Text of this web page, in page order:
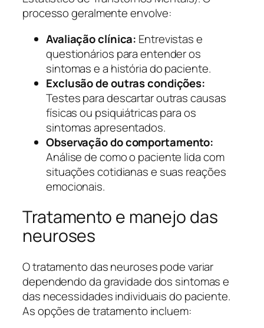
processo geralmente envolve:
Avaliação clínica: Entrevistas e
questionários para entender os
sintomas e a história do paciente.
Exclusão de outras condições:
Testes para descartar outras causas
físicas ou psiquiátricas para os
sintomas apresentados.
Observação do comportamento:
Análise de como o paciente lida com
situações cotidianas e suas reações
emocionais.
Tratamento e manejo das
neuroses
O tratamento das neuroses pode variar
dependendo da gravidade dos sintomas e
das necessidades individuais do paciente.
As opções de tratamento incluem: